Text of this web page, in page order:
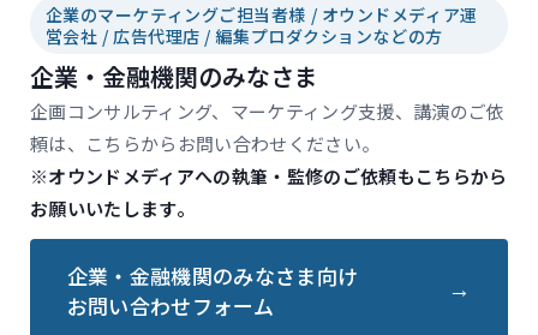
企業のマーケティングご担当者様 / オウンドメディア運
営会社 / 広告代理店 / 編集プロダクションなどの方
企業・金融機関のみなさま
企画コンサルティング、マーケティング支援、講演のご依
頼は、こちらからお問い合わせください。
※オウンドメディアへの執筆・監修のご依頼もこちらから
お願いいたします。
企業・金融機関のみなさま向け
お問い合わせフォーム